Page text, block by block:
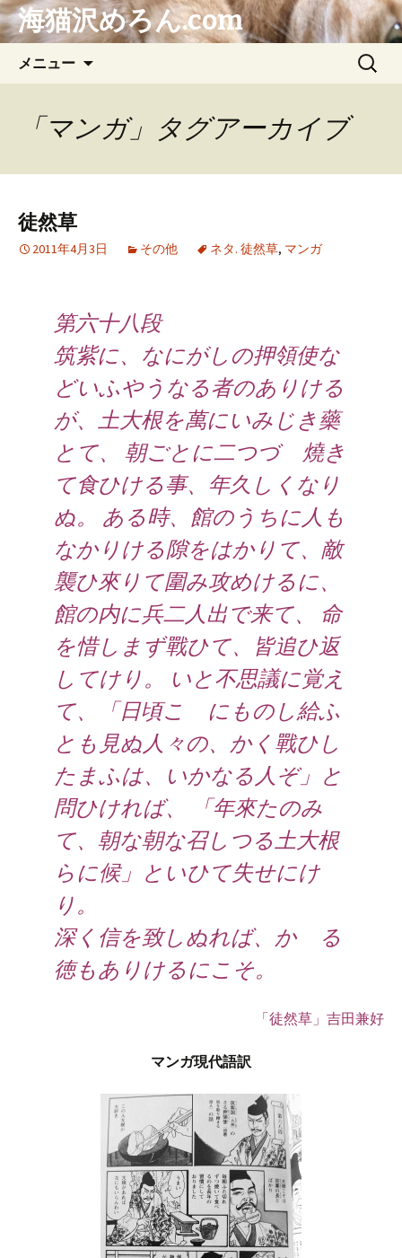
海猫沢めろん.com
メニュー
ツ
プ
検
「マンガ」タグアーカイブ
徒然草
2011年4月3日 その他 ネタ. 徒然草, マンガ
第六十八段
筑紫に、なにがしの押領使な
どいふやうなる者のありける
が、土大根を萬にいみじき藥
とて、 朝ごとに二つづゝ燒き
て食ひける事、年久しくなり
ぬ。 ある時、館のうちに人も
なかりける隙をはかりて、敵
襲ひ來りて圍み攻めけるに、
館の内に兵二人出で来て、 命
を惜しまず戰ひて、皆追ひ返
してけり。 いと不思議に覚え
て、「日頃こゝにものし給ふ
とも見ぬ人々の、かく戰ひし
たまふは、いかなる人ぞ」と
問ひければ、 「年來たのみ
て、朝な朝な召しつる土大根
らに候」といひて失せにけ
り。
深く信を致しぬれば、かゝる
徳もありけるにこそ。
「徒然草」吉田兼好
マンガ現代語訳